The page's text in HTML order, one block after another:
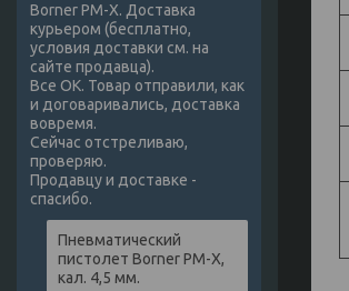
Borner PM-X. Доставка
курьером (бесплатно,
условия доставки см. на
сайте продавца).
Все ОК. Товар отправили, как
и договаривались, доставка
вовремя.
Сейчас отстреливаю,
проверяю.
Продавцу и доставке -
спасибо.
Пневматический
пистолет Borner PM-X,
кал. 4,5 мм.